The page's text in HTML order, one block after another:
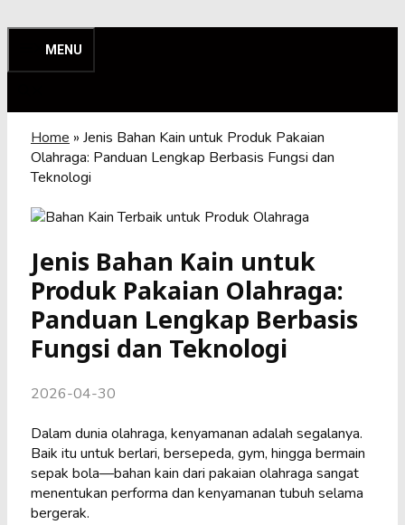
contentMENU
Home » Jenis Bahan Kain untuk Produk Pakaian
Olahraga: Panduan Lengkap Berbasis Fungsi dan
Teknologi
Jenis Bahan Kain untuk
Produk Pakaian Olahraga:
Panduan Lengkap Berbasis
Fungsi dan Teknologi
2026-04-30
Dalam dunia olahraga, kenyamanan adalah segalanya.
Baik itu untuk berlari, bersepeda, gym, hingga bermain
sepak bola—bahan kain dari pakaian olahraga sangat
menentukan performa dan kenyamanan tubuh selama
bergerak.